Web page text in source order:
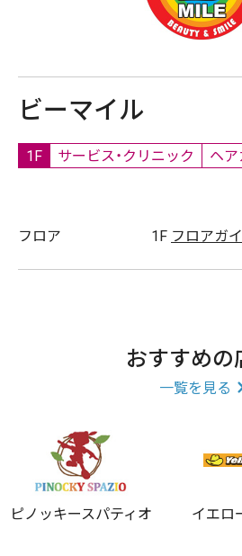
ビーマイル
1F サービス・クリニック ヘア
フロア 1F フロアガ
おすすめの
一覧を見る
ピノッキースパティオ イエロ